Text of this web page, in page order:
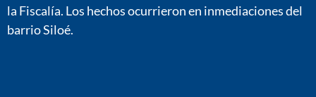
la Fiscalía. Los hechos ocurrieron en inmediaciones del
barrio Siloé.